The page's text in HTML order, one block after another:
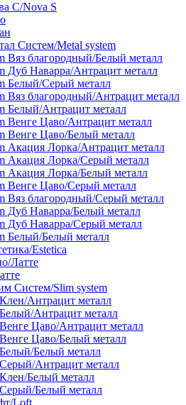
С/Nova S
Систем/Metal system
Вяз благородный/Белый металл
Дуб Наварра/Антрацит металл
Белый/Серый металл
Вяз благородный/Антрацит металл
Белый/Антрацит металл
Венге Цаво/Антрацит металл
Венге Цаво/Белый металл
Акация Лорка/Антрацит металл
Акация Лорка/Серый металл
Акация Лорка/Белый металл
Венге Цаво/Серый металл
Вяз благородный/Серый металл
Дуб Наварра/Белый металл
Дуб Наварра/Серый металл
Белый/Белый металл
Estetica
Латте
Систем/Slim system
Антрацит металл
Антрацит металл
Цаво/Антрацит металл
Цаво/Белый металл
Белый металл
Антрацит металл
Белый металл
Белый металл
Loft